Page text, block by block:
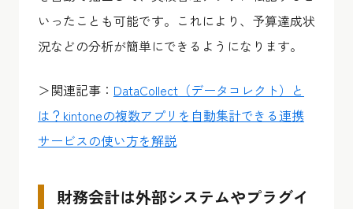
いったことも可能です。これにより、予算達成状
況などの分析が簡単にできるようになります。
＞関連記事： DataCollect（データコレクト）と
は？kintoneの複数アプリを自動集計できる連携
サービスの使い方を解説
財務会計は外部システムやプラグイ